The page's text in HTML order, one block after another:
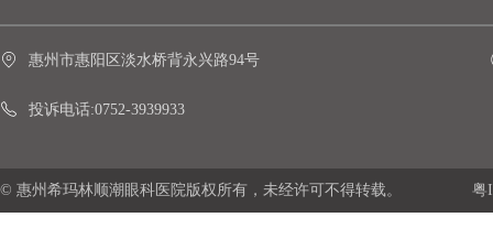
惠州市惠阳区淡水桥背永兴路94号
投诉电话:0752-3939933
© 惠州希玛林顺潮眼科医院版权所有，未经许可不得转载。 粤